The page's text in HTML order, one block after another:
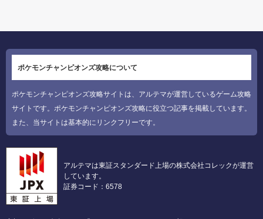
ポケモンチャンピオンズ攻略について
ポケモンチャンピオンズ攻略サイトは、アルテマが運営しているゲーム攻略
サイトです。ポケモンチャンピオンズ攻略に役立つ記事を掲載しています。
また、当サイトは基本的にリンクフリーです。
アルテマは東証スタンダード上場の株式会社コレックが運営
しています。
証券コード：6578